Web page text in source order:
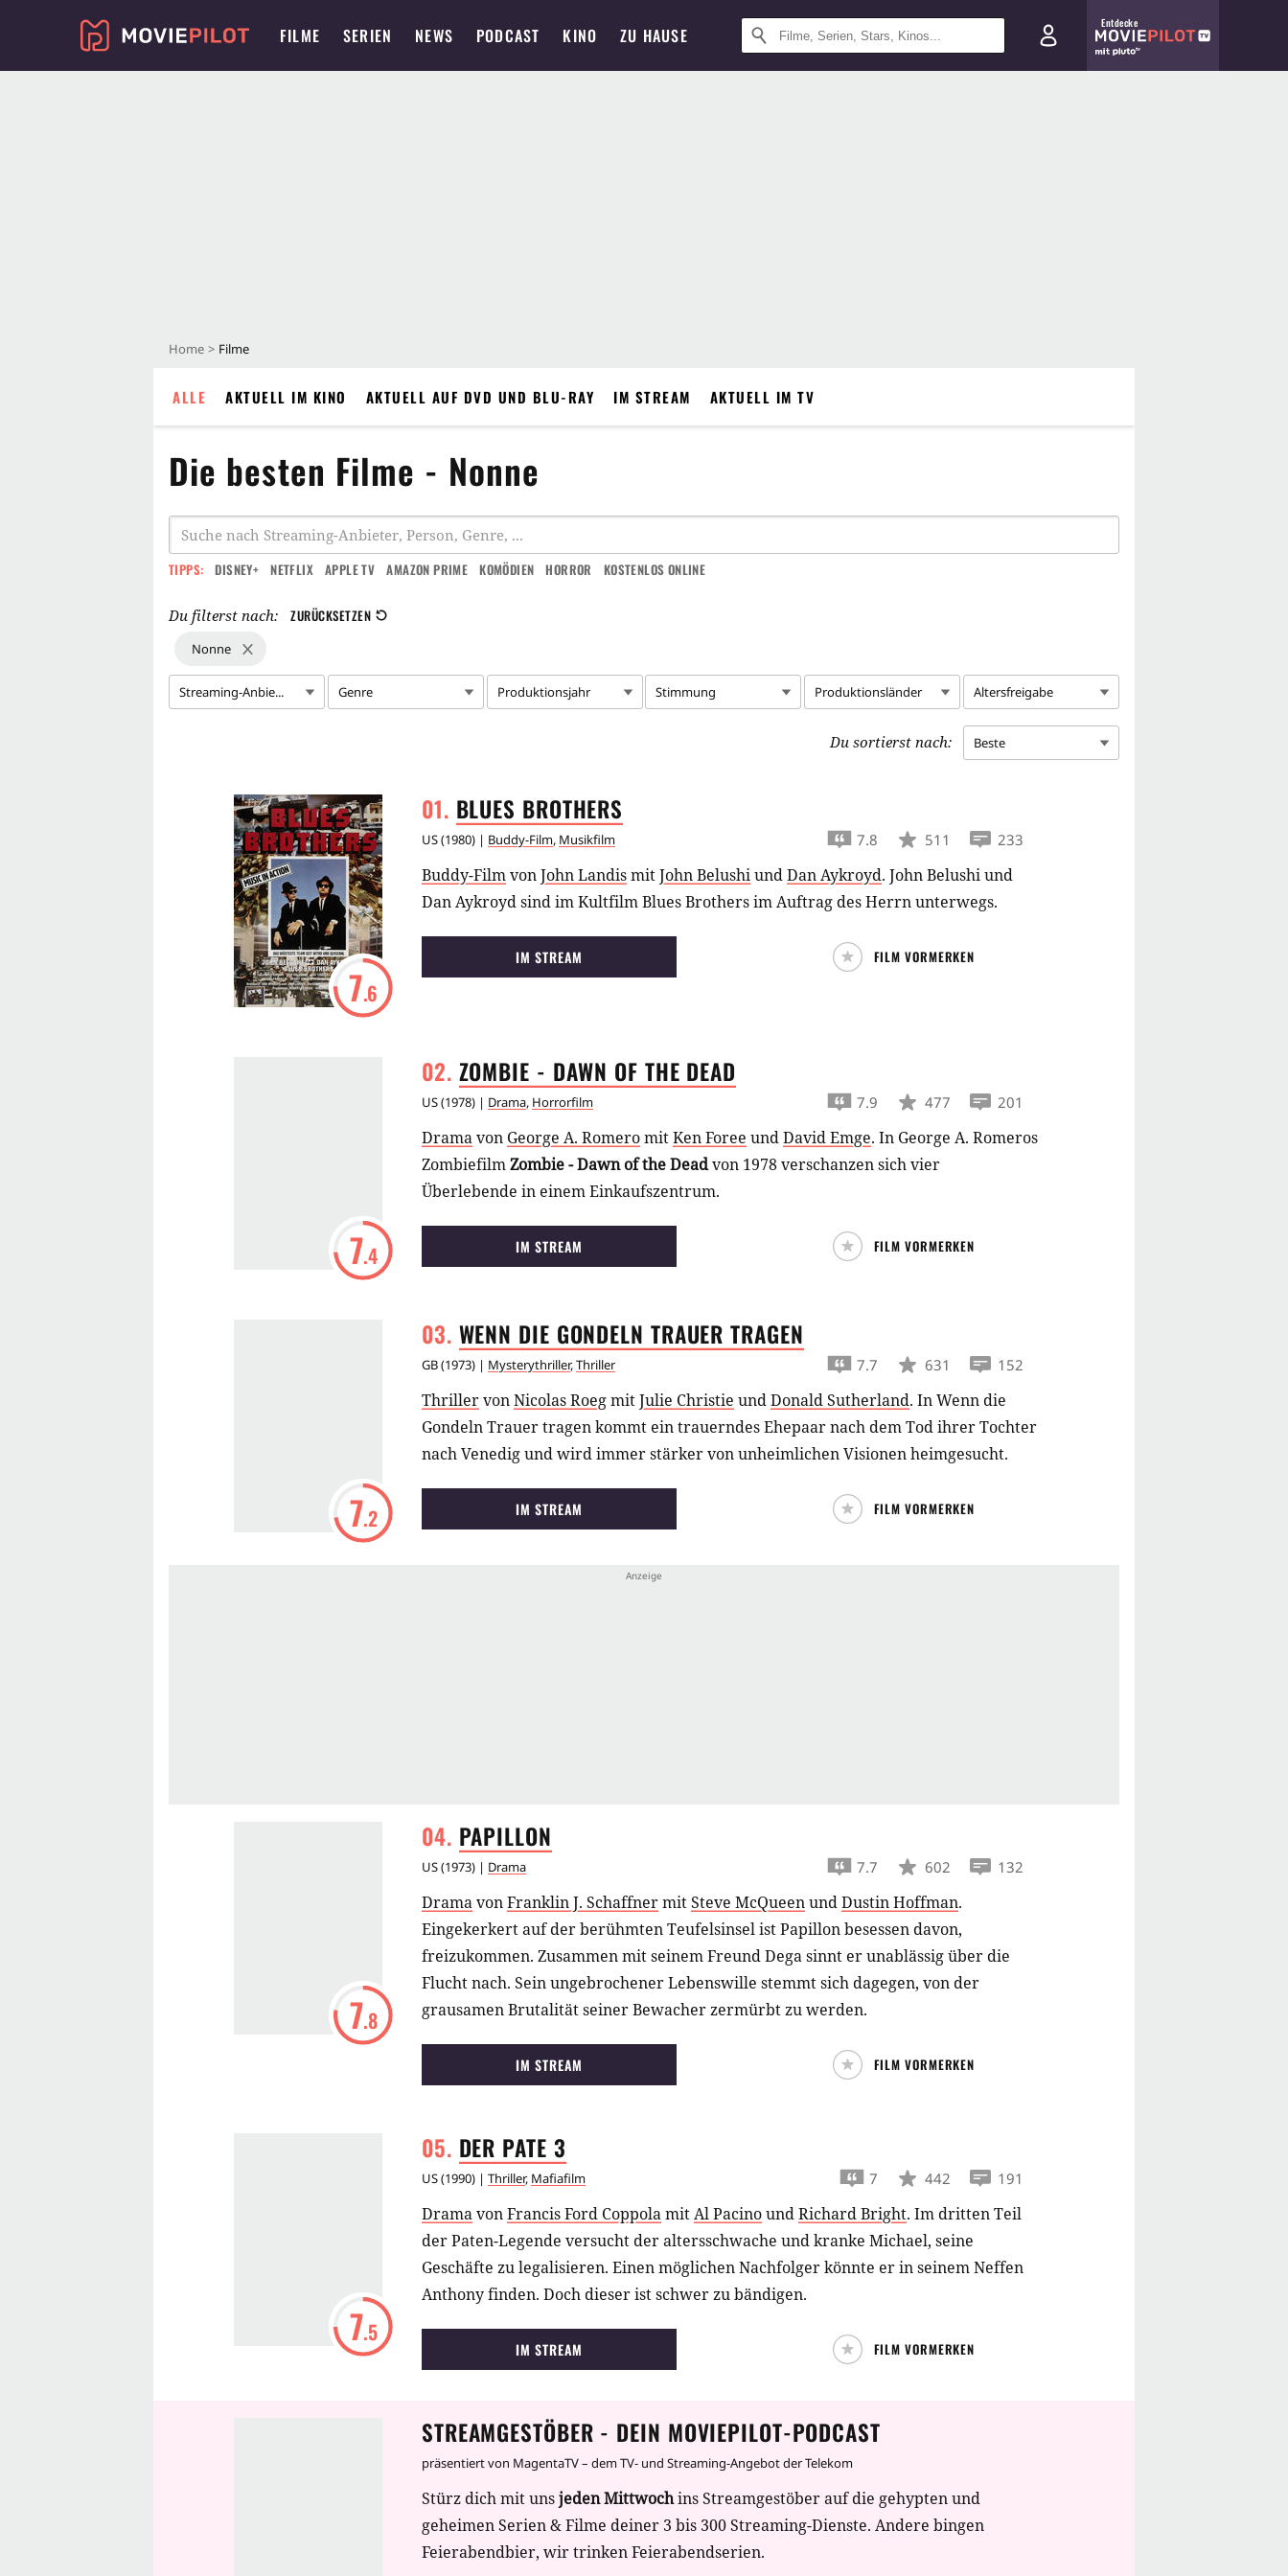
FILME SERIEN NEWS PODCAST KINO ZU HAUSE
Entdecke
Home Filme
ALLE AKTUELL IM KINO AKTUELL AUF DVD UND BLU-RAY IM STREAM AKTUELL IM TV
Die besten Filme - Nonne
TIPPS: DISNEY+ NETFLIX APPLE TV AMAZON PRIME KOMÖDIEN HORROR KOSTENLOS ONLINE
Du filterst nach: ZURÜCKSETZEN
Nonne
Streaming-Anbie... Genre Produktionsjahr Stimmung Produktionsländer Altersfreigabe
Du sortierst nach: Beste
BLUES BROTHERS
US(1980) | Buddy-Film, Musikfilm
7.6
7.8 511 233
Buddy-FilmvonJohn LandismitJohn BelushiundDan Aykroyd. John Belushi und
Dan Aykroyd sind im Kultfilm Blues Brothers im Auftrag des Herrn unterwegs.
IM STREAM FILM VORMERKEN
ZOMBIE - DAWN OF THE DEAD
US(1978) | Drama, Horrorfilm
7.4
7.9 477 201
Dramavon George A. RomeromitKen Foree undDavid Emge. In George A. Romeros
ZombiefilmZombie - Dawn of the Deadvon 1978 verschanzen sich vier
Überlebende in einem Einkaufszentrum.
IM STREAM FILM VORMERKEN
WENN DIE GONDELN TRAUERTRAGEN
GB(1973) | Mysterythriller,Thriller
7.2
7.7 631 152
ThrillervonNicolas RoegmitJulie Christie undDonald Sutherland. In Wenn die
Gondeln Trauer tragen kommt ein trauerndes Ehepaar nach dem Tod ihrer Tochter
nach Venedig und wird immer stärker von unheimlichen Visionen heimgesucht.
IM STREAM FILM VORMERKEN
PAPILLON
US(1973) | Drama
7.8
7.7 602 132
DramavonFranklin J. SchaffnermitSteve McQueenundDustin Hoffman.
Eingekerkert auf der berühmten Teufelsinsel ist Papillon besessen davon,
freizukommen. Zusammen mit seinem Freund Dega sinnt er unablässig über die
Flucht nach. Sein ungebrochener Lebenswille stemmt sich dagegen, von der
grausamen Brutalität seiner Bewacher zermürbt zu werden.
IM STREAM FILM VORMERKEN
DER PATE 3
US(1990) | Thriller, Mafiafilm
7.5
7 442 191
DramavonFrancis Ford CoppolamitAl PacinoundRichard Bright. Im dritten Teil
der Paten-Legende versucht der altersschwache und kranke Michael, seine
Geschäfte zu legalisieren. Einen möglichen Nachfolger könnte er in seinem Neffen
Anthony finden. Doch dieser ist schwer zu bändigen.
IM STREAM FILM VORMERKEN
STREAMGESTÖBER - DEIN MOVIEPILOT-PODCAST
präsentiert von MagentaTV – dem TV- und Streaming-Angebot der Telekom
Stürz dich mit unsjeden Mittwochins Streamgestöber auf die gehypten und
geheimen Serien & Filme deiner 3 bis 300 Streaming-Dienste. Andere bingen
Feierabendbier, wir trinken Feierabendserien.